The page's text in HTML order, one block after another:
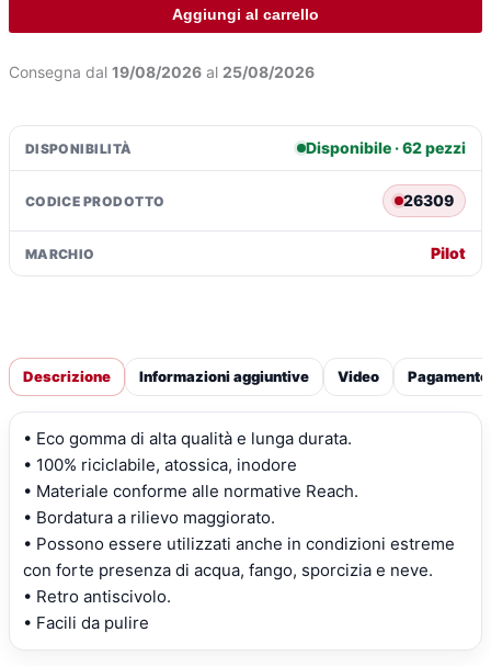
€51,85.
per
Giulietta
(04/10>04/21)
Aggiungi al carrello
Consegna dal 19/08/2026al 25/08/2026
DISPONIBILITÀ Disponibile · 62 pezzi
CODICE PRODOTTO 26309
MARCHIO Pilot
Descrizione Informazioni aggiuntive Video Pagamento
• Eco gomma di alta qualità e lunga durata.
• 100% riciclabile, atossica, inodore
• Materiale conforme alle normative Reach.
• Bordatura a rilievo maggiorato.
• Possono essere utilizzati anche in condizioni estreme
con forte presenza di acqua, fango, sporcizia e neve.
• Retro antiscivolo.
• Facili da pulire